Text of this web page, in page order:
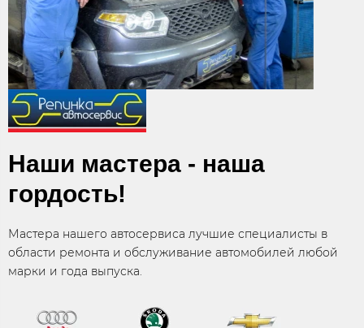
Наши мастера - наша
гордость!
Мастера нашего автосервиса лучшие специалисты в
области ремонта и обслуживание автомобилей любой
марки и года выпуска.